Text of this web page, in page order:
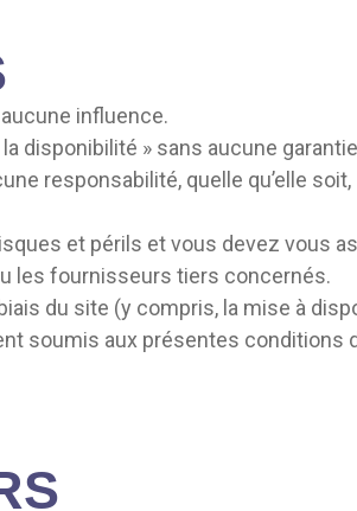
influence.
disponibilité » sans aucune
responsabilité, quelle qu’elle soit,
et périls et vous devez vous
les fournisseurs tiers concernés.
du site (y compris, la mise à
soumis aux présentes conditions